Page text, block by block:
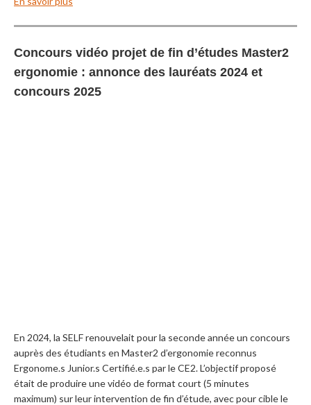
Concours vidéo projet de fin d’études Master2
ergonomie : annonce des lauréats 2024 et
concours 2025
En 2024, la SELF renouvelait pour la seconde année un concours
auprès des étudiants en Master2 d’ergonomie reconnus
Ergonome.s Junior.s Certifié.e.s par le CE2. L’objectif proposé
était de produire une vidéo de format court (5 minutes
maximum) sur leur intervention de fin d’étude, avec pour cible le